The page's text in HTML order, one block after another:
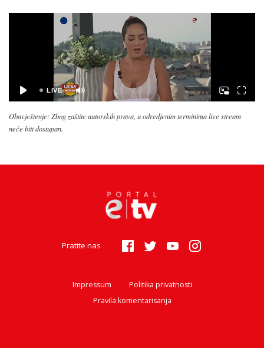
Obavještenje: Zbog zaštite autorskih prava, u odredjenim terminima live stream
neće biti dostupan.
Pratite nas
Impressum
Politika privatnosti
Pravila komentarisanja